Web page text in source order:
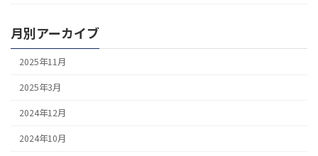
月別アーカイブ
2025年11月
2025年3月
2024年12月
2024年10月